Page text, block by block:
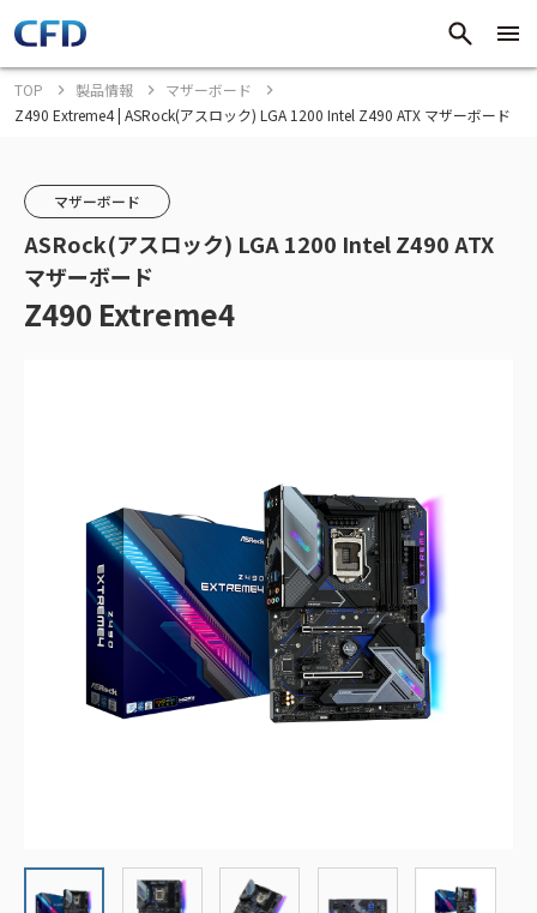
TOP 製品情報
マザーボード
Z490 Extreme4 | ASRock(アスロック) LGA 1200 Intel Z490 ATX マザーボード
マザーボード
ASRock(アスロック) LGA 1200 Intel Z490 ATX
マザーボード
Z490 Extreme4